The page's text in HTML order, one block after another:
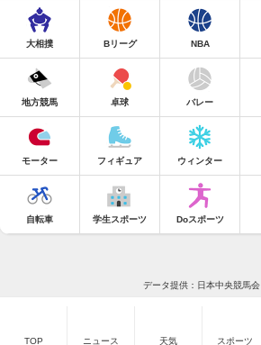
大相撲 Bリーグ NBA
地方競馬 卓球 バレー
モーター フィギュア ウィンター
自転車 学生スポーツ Doスポーツ
データ提供：日本中央競馬会
TOP ニュース 天気 スポーツ